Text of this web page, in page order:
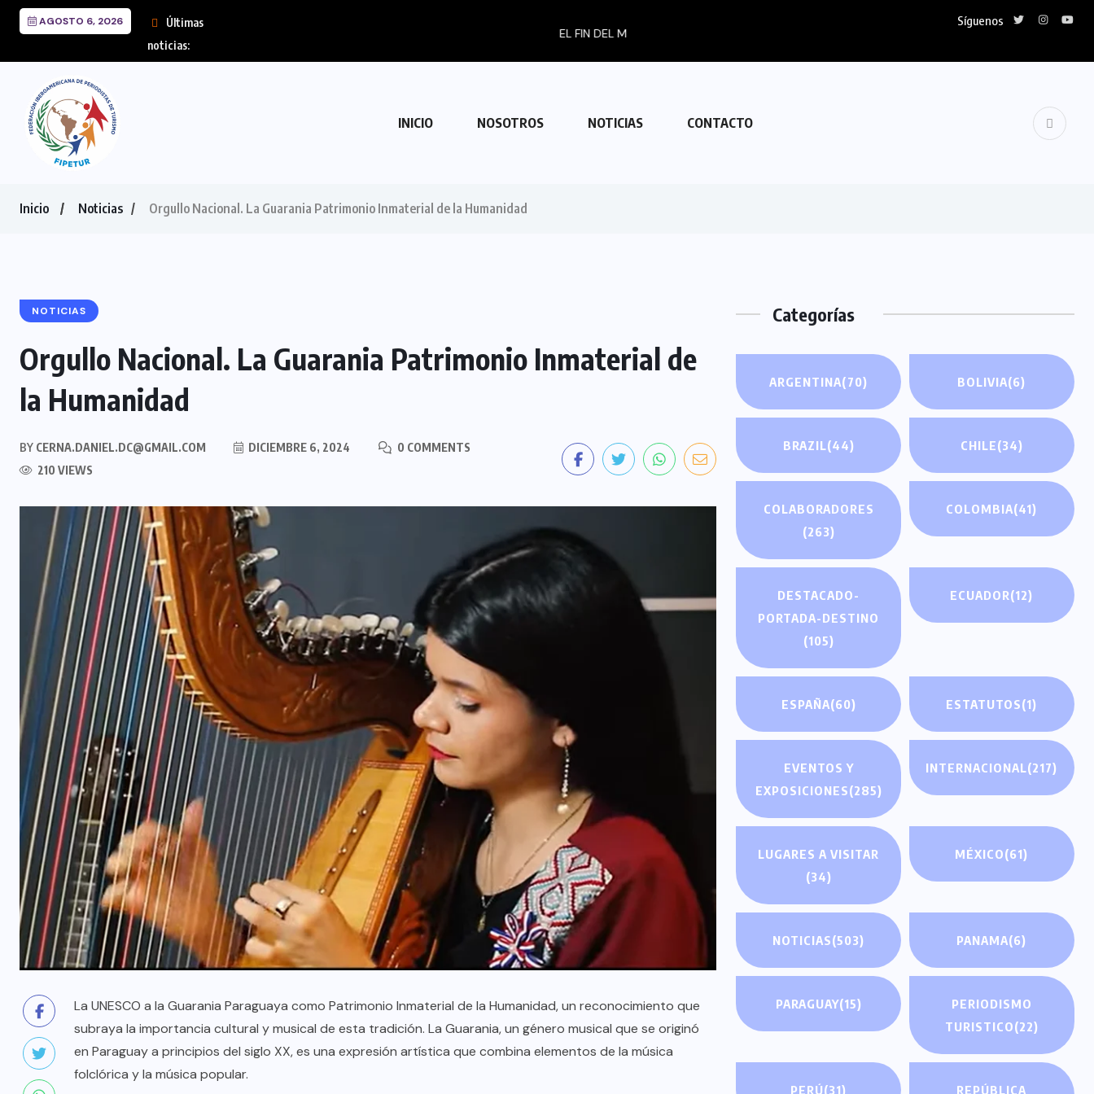
AGOSTO 6, 2026
Últimas
noticias:
Síguenos
INICIO NOSOTROS NOTICIAS CONTACTO
Inicio Noticias Orgullo Nacional. La Guarania Patrimonio Inmaterial de la Humanidad
NOTICIAS
Orgullo Nacional. La Guarania Patrimonio Inmaterial de
la Humanidad
BY CERNA.DANIEL.DC@GMAIL.COM DICIEMBRE 6, 2024
0 COMMENTS
210 VIEWS
La UNESCO a la Guarania Paraguaya como Patrimonio Inmaterial de la Humanidad, un reconocimiento que
subraya la importancia cultural y musical de esta tradición. La Guarania, un género musical que se originó
en Paraguay a principios del siglo XX, es una expresión artística que combina elementos de la música
folclórica y la música popular.
Categorías
ARGENTINA(70) BOLIVIA(6)
BRAZIL(44) CHILE(34)
COLABORADORES
(263)
COLOMBIA(41)
DESTACADO-
PORTADA-DESTINO
(105)
ECUADOR(12)
ESPAÑA(60) ESTATUTOS(1)
EVENTOS Y
EXPOSICIONES(285)
INTERNACIONAL(217)
LUGARES A VISITAR
(34)
MÉXICO(61)
NOTICIAS(503) PANAMA(6)
PARAGUAY(15)
PERIODISMO
TURISTICO(22)
PERÚ(31)
REPÚBLICA